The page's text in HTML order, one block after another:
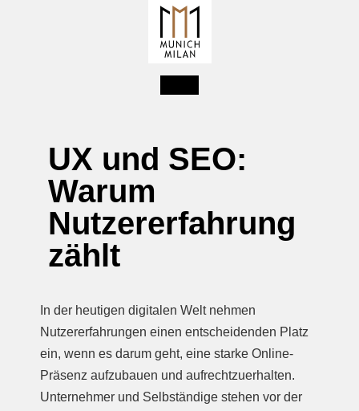
UX und SEO:
Warum
Nutzererfahrung
zählt
In der heutigen digitalen Welt nehmen
Nutzererfahrungen einen entscheidenden Platz
ein, wenn es darum geht, eine starke Online-
Präsenz aufzubauen und aufrechtzuerhalten.
Unternehmer und Selbständige stehen vor der